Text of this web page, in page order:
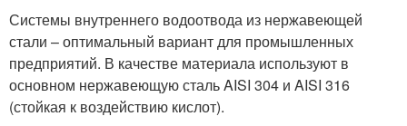
Системы внутреннего водоотвода из нержавеющей
стали – оптимальный вариант для промышленных
предприятий. В качестве материала используют в
основном нержавеющую сталь AISI 304 и AISI 316
(стойкая к воздействию кислот).